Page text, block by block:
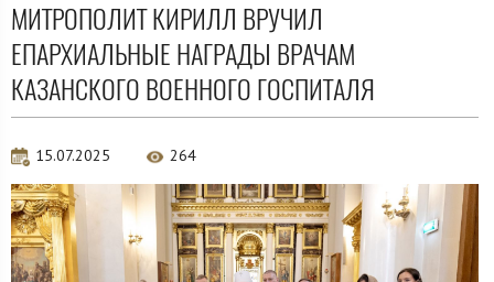
МИТРОПОЛИТ КИРИЛЛ ВРУЧИЛ
ЕПАРХИАЛЬНЫЕ НАГРАДЫ ВРАЧАМ
КАЗАНСКОГО ВОЕННОГО ГОСПИТАЛЯ
15.07.2025 264